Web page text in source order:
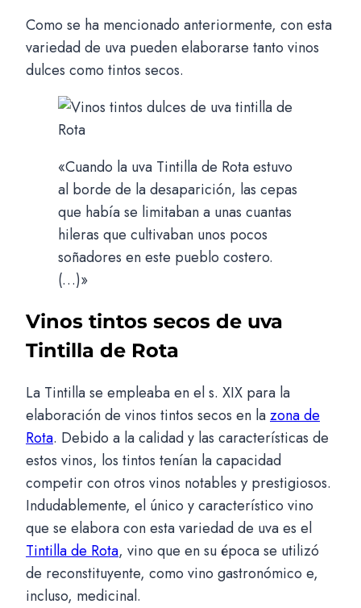
Como se ha mencionado anteriormente, con esta
variedad de uva pueden elaborarse tanto vinos
dulces como tintos secos.
«Cuando la uva Tintilla de Rota estuvo
al borde de la desaparición, las cepas
que había se limitaban a unas cuantas
hileras que cultivaban unos pocos
soñadores en este pueblo costero.
(…)»
Vinos tintos secos de uva
Tintilla de Rota
La Tintilla se empleaba en el s. XIX para la
elaboración de vinos tintos secos en lazona de
Rota. Debido a la calidad y las características de
estos vinos, los tintos tenían la capacidad
competir con otros vinos notables y prestigiosos.
Indudablemente, el único y característico vino
que se elabora con esta variedad de uva es el
Tintilla de Rota, vino que en su época se utilizó
de reconstituyente, como vino gastronómico e,
incluso, medicinal.